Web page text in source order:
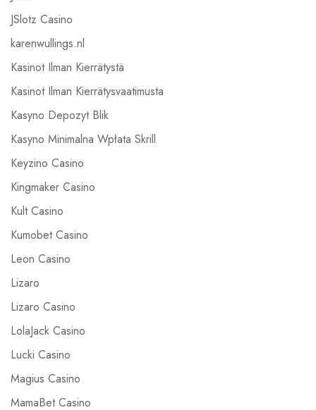
JSlotz Casino
karenwullings.nl
Kasinot Ilman Kierrätystä
Kasinot Ilman Kierrätysvaatimusta
Kasyno Depozyt Blik
Kasyno Minimalna Wpłata Skrill
Keyzino Casino
Kingmaker Casino
Kult Casino
Kumobet Casino
Leon Casino
Lizaro
Lizaro Casino
LolaJack Casino
Lucki Casino
Magius Casino
MamaBet Casino